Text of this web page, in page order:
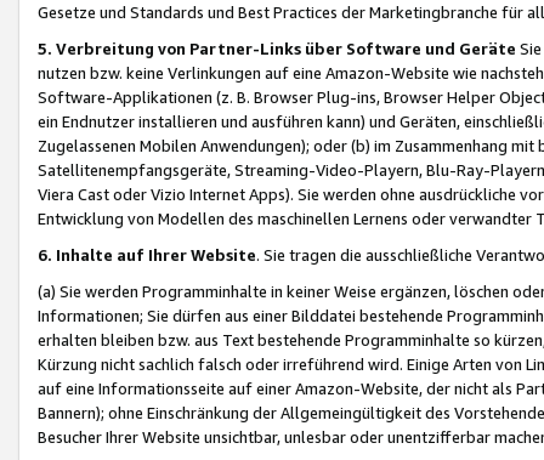
Gesetze und Standards und Best Practices der Marketingbranche für
5. Verbreitung von Partner-Links über Software und Geräte
nutzen bzw. keine Verlinkungen auf eine Amazon-Website wie
Software-Applikationen (z. B. Browser Plug-ins, Browser Helper
ein Endnutzer installieren und ausführen kann) und Geräten,
Zugelassenen Mobilen Anwendungen); oder (b) im Zusammenhang
Satellitenempfangsgeräte, Streaming-Video-Playern, Blu-Ray-
Viera Cast oder Vizio Internet Apps). Sie werden ohne ausdrückliche
Entwicklung von Modellen des maschinellen Lernens oder
6. Inhalte auf Ihrer Website. Sie tragen die ausschließliche
(a) Sie werden Programminhalte in keiner Weise ergänzen, löschen
Informationen; Sie dürfen aus einer Bilddatei bestehende
erhalten bleiben bzw. aus Text bestehende Programminhalte so
Kürzung nicht sachlich falsch oder irreführend wird. Einige Arten von
auf eine Informationsseite auf einer Amazon-Website, der nicht als
Bannern); ohne Einschränkung der Allgemeingültigkeit des
Besucher Ihrer Website unsichtbar, unlesbar oder unentzifferbar